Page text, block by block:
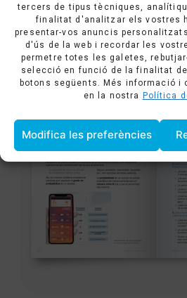
tercers de tipus tècniques,
finalitat d'analitzar els vostres
presentar-vos anuncis
d'ús de la web i recordar les
permetre totes les galetes,
selecció en funció de la finalitat
botons següents. Més informació i
en la nostra Política
Modifica les preferències